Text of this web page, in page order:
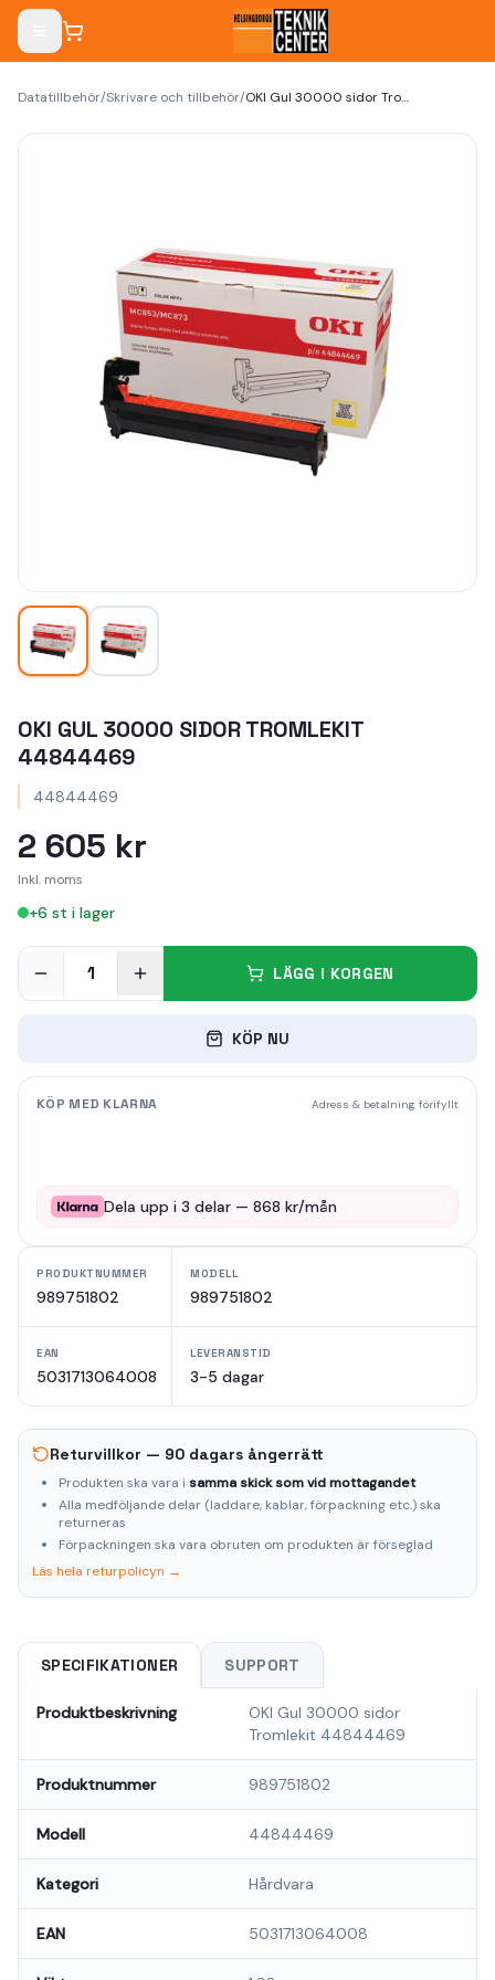
Datatillbehör/Skrivare och tillbehör/ OKI Gul 30000 sidor Tromlekit 44844469
OKI GUL 30000 SIDOR TROMLEKIT
44844469
44844469
2 605 kr
Inkl. moms
+6 st i lager
1 LÄGG I KORGEN
KÖP NU
KÖP MED KLARNA Adress & betalning förifyllt
Dela upp i 3 delar — 868 kr/mån
PRODUKTNUMMER
989751802
MODELL
989751802
EAN
5031713064008
LEVERANSTID
3-5 dagar
Returvillkor — 90 dagars ångerrätt
Produkten ska vara i samma skick som vid mottagandet
Alla medföljande delar (laddare, kablar, förpackning etc.) ska
returneras
Förpackningen ska vara obruten om produkten är förseglad
Läs hela returpolicyn →
SPECIFIKATIONER SUPPORT
Produktbeskrivning
OKI Gul 30000 sidor
Tromlekit 44844469
Produktnummer 989751802
Modell 44844469
Kategori Hårdvara
EAN 5031713064008